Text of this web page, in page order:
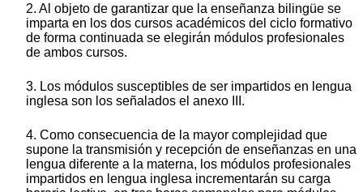
2. Al objeto de garantizar que la enseñanza bilingüe se
imparta en los dos cursos académicos del ciclo formativo
de forma continuada se elegirán módulos profesionales
de ambos cursos.
3. Los módulos susceptibles de ser impartidos en lengua
inglesa son los señalados el anexo III.
4. Como consecuencia de la mayor complejidad que
supone la transmisión y recepción de enseñanzas en una
lengua diferente a la materna, los módulos profesionales
impartidos en lengua inglesa incrementarán su carga